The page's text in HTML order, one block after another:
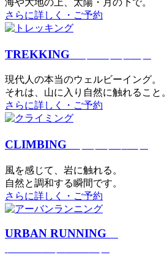
さらに詳しく・ご予約
TREKKING
現代⼈の本当のウェルビーイング。
それは、⼭に⼊り⾃然に触れること。
さらに詳しく・ご予約
CLIMBING
⾵を感じて、岩に触れる。
⾃然と調和する瞬間です。
さらに詳しく・ご予約
URBAN RUNNING